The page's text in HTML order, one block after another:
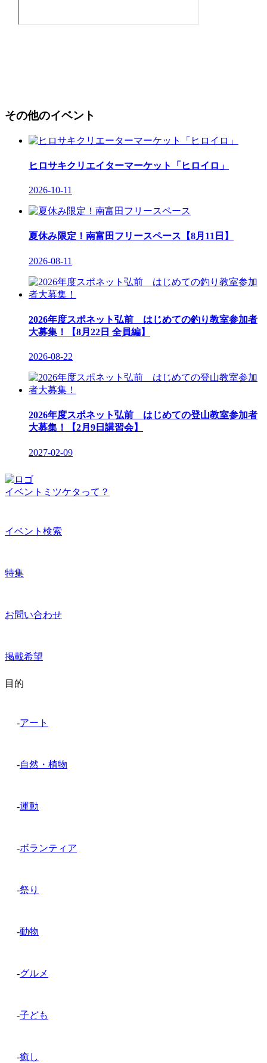
その他のイベント
ヒロサキクリエイターマーケット「ヒロイロ」
2026-10-11
夏休み限定！南富田フリースペース【8月11日】
2026-08-11
2026年度スポネット弘前 はじめての釣り教室参加者
大募集！【8月22日 全員編】
2026-08-22
2026年度スポネット弘前 はじめての登山教室参加者
大募集！【2月9日講習会】
2027-02-09
イベントミツケタって？
イベント検索
特集
お問い合わせ
掲載希望
目的
-アート
-自然・植物
-運動
-ボランティア
-祭り
-動物
-グルメ
-子ども
-癒し